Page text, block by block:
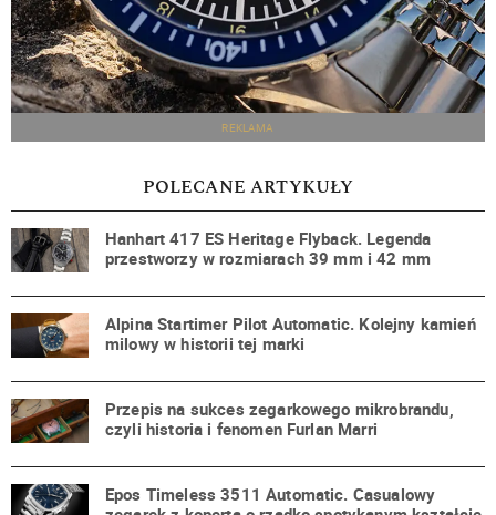
REKLAMA
POLECANE ARTYKUŁY
Hanhart 417 ES Heritage Flyback. Legenda
przestworzy w rozmiarach 39 mm i 42 mm
Alpina Startimer Pilot Automatic. Kolejny kamień
milowy w historii tej marki
Przepis na sukces zegarkowego mikrobrandu,
czyli historia i fenomen Furlan Marri
Epos Timeless 3511 Automatic. Casualowy